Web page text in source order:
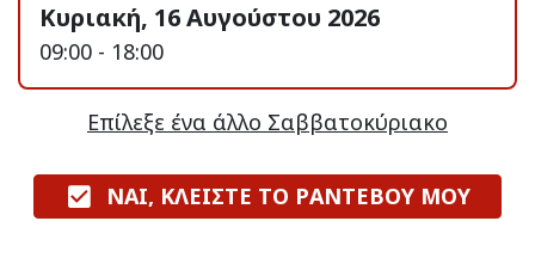
Κυριακή, 16 Αυγούστου 2026
09:00 - 18:00
Επίλεξε ένα άλλο Σαββατοκύριακο
ΝΑΙ, ΚΛΕΙΣΤΕ ΤΟ ΡΑΝΤΕΒΟΥ ΜΟΥ